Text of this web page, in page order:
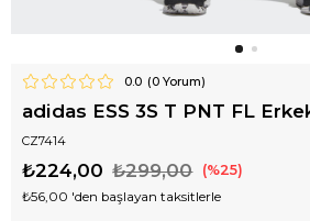
0.0 (0Yorum)
adidas ESS 3S T PNT FL
CZ7414
₺299,00
₺224,00 25
₺56,00 'den başlayan taksitlerle